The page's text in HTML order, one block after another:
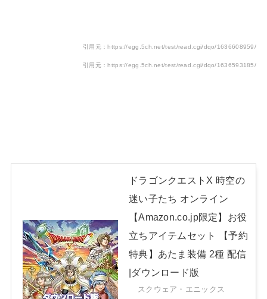
引用元：https://egg.5ch.net/test/read.cgi/dqo/1636608959/
引用元：https://egg.5ch.net/test/read.cgi/dqo/1636593185/
ドラゴンクエストX 時空の
迷い子たち オンライン
【Amazon.co.jp限定】お役
立ちアイテムセット 【予約
特典】あたま装備 2種 配信
|ダウンロード版
スクウェア・エニックス